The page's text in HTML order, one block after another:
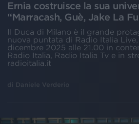
Ernia costruisce la sua
“Marracash, Guè, Jake La
Il Duca di Milano è il grande
nuova puntata di Radio Italia
dicembre 2025 alle 21.00 in
Radio Italia, Radio Italia Tv e in
radioitalia.it
di Daniele Verderio